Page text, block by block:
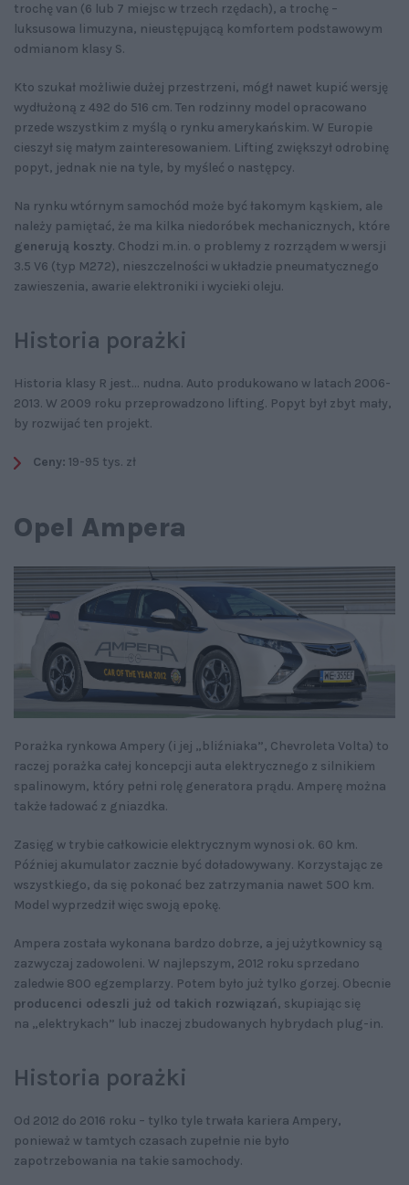
trochę van (6 lub 7 miejsc w trzech rzędach), a trochę –
luksusowa limuzyna, nieustępującą komfortem podstawowym
odmianom klasy S.
Kto szukał możliwie dużej przestrzeni, mógł nawet kupić wersję
wydłużoną z 492 do 516 cm. Ten rodzinny model opracowano
przede wszystkim z myślą o rynku amerykańskim. W Europie
cieszył się małym zainteresowaniem. Lifting zwiększył odrobinę
popyt, jednak nie na tyle, by myśleć o następcy.
Na rynku wtórnym samochód może być łakomym kąskiem, ale
należy pamiętać, że ma kilka niedoróbek mechanicznych, które
generują koszty. Chodzi m.in. o problemy z rozrządem w wersji
3.5 V6 (typ M272), nieszczelności w układzie pneumatycznego
zawieszenia, awarie elektroniki i wycieki oleju.
Historia porażki
Historia klasy R jest... nudna. Auto produkowano w latach 2006-
2013. W 2009 roku przeprowadzono lifting. Popyt był zbyt mały,
by rozwijać ten projekt.
Ceny: 19-95 tys. zł
Opel Ampera
Porażka rynkowa Ampery (i jej „bliźniaka”, Chevroleta Volta) to
raczej porażka całej koncepcji auta elektrycznego z silnikiem
spalinowym, który pełni rolę generatora prądu. Amperę można
także ładować z gniazdka.
Zasięg w trybie całkowicie elektrycznym wynosi ok. 60 km.
Później akumulator zacznie być doładowywany. Korzystając ze
wszystkiego, da się pokonać bez zatrzymania nawet 500 km.
Model wyprzedził więc swoją epokę.
Ampera została wykonana bardzo dobrze, a jej użytkownicy są
zazwyczaj zadowoleni. W najlepszym, 2012 roku sprzedano
zaledwie 800 egzemplarzy. Potem było już tylko gorzej. Obecnie
producenci odeszli już od takich rozwiązań, skupiając się
na „elektrykach” lub inaczej zbudowanych hybrydach plug-in.
Historia porażki
Od 2012 do 2016 roku – tylko tyle trwała kariera Ampery,
ponieważ w tamtych czasach zupełnie nie było
zapotrzebowania na takie samochody.